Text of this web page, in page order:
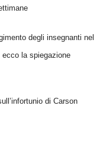
degli insegnanti nel
la spiegazione
di Carson